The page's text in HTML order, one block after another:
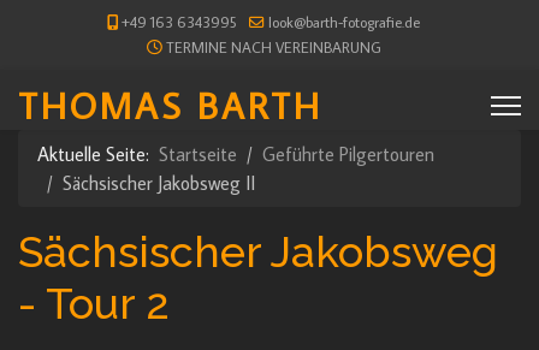
+49 163 6343995
look@barth-fotografie.de
TERMINE NACH VEREINBARUNG
THOMAS BARTH
Aktuelle Seite: Startseite
Geführte Pilgertouren
Sächsischer Jakobsweg II
Sächsischer Jakobsweg
- Tour 2